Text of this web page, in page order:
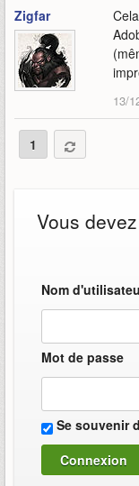
Zigfar
13/
1
Vous
Nom
Mot de passe
Se souvenir